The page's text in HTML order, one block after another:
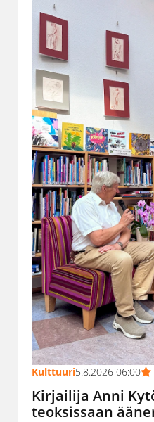
Kulttuuri5.8.2026 06:00
Kirjailija Anni
teoksissaan